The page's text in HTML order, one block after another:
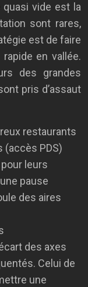
vide est la
sont rares,
est de faire
en vallée.
des grandes
pris d’assaut
restaurants
(accès PDS)
leurs
pause
des aires
des axes
Celui de
une